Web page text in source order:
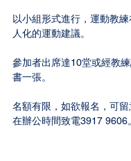
以小組形式進行，運動教
人化的運動建議。
參加者出席達10堂或經教
書一張。
名額有限，如欲報名，可
在辦公時間致電3917 9606。